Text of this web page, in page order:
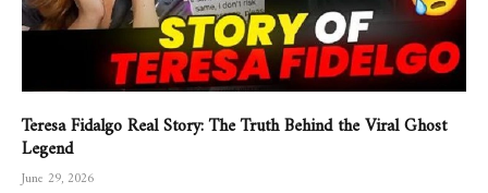
Teresa Fidalgo Real Story: The Truth Behind the Viral Ghost
Legend
June 29, 2026